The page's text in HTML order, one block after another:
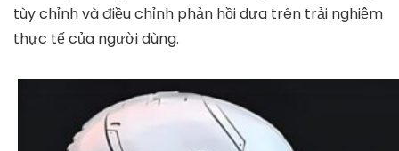
tùy chỉnh và điều chỉnh phản hồi dựa trên trải nghiệm
thực tế của người dùng.